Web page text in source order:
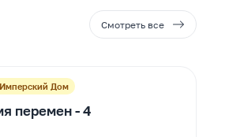
Смотреть все
Дом
перемен - 4